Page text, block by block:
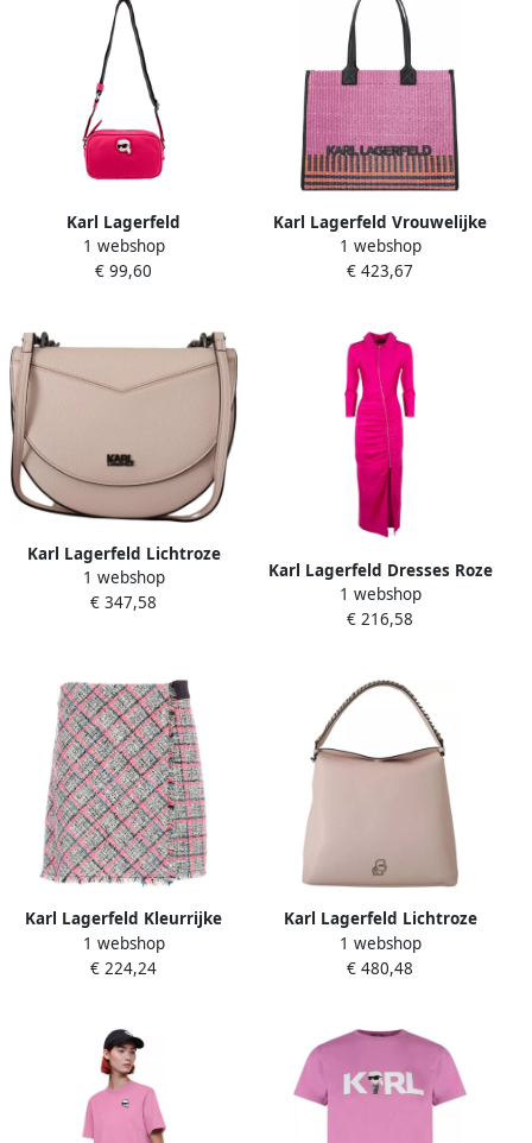
Karl Lagerfeld
Schoudertassen Pink Dames
1 webshop
€ 99,60
Karl Lagerfeld Vrouwelijke
Shopping Bag met
Ritssluiting voor Lente
1 webshop
€ 423,67
Karl Lagerfeld Lichtroze
Leren Schoudertas met
Klepsluiting Pink Dames
1 webshop
€ 347,58
Karl Lagerfeld Dresses Roze
Dames
1 webshop
€ 216,58
Karl Lagerfeld Kleurrijke
korte portemonnee rok Pink
Dames
1 webshop
€ 224,24
Karl Lagerfeld Lichtroze
Mauve Leren Schoudertas
Pink Dames
1 webshop
€ 480,48